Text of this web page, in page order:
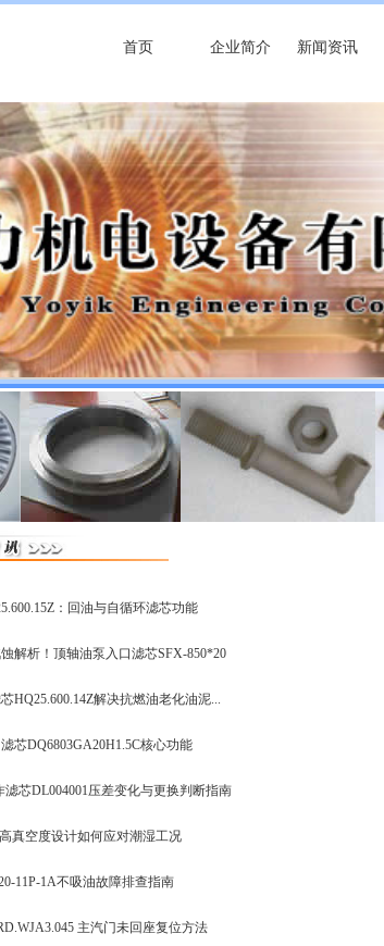
首页 企业简介 新闻资讯
：回油与自循环滤芯功能
解析！顶轴油泵入口滤芯SFX-850*20
HQ25.600.14Z解决抗燃油老化油泥...
芯DQ6803GA20H1.5C核心功能
滤芯DL004001压差变化与更换判断指南
真空度设计如何应对潮湿工况
11P-1A不吸油故障排查指南
主汽门未回座复位方法